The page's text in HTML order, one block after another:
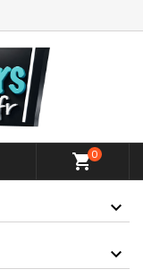
shopping_cart0